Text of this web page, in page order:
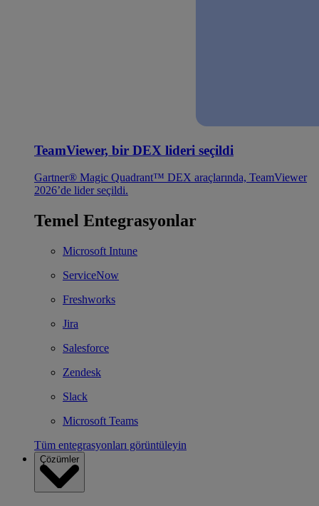
TeamViewer, bir DEX lideri seçildi
Gartner® Magic Quadrant™ DEX araçlarında, TeamViewer
2026’de lider seçildi.
Temel Entegrasyonlar
Microsoft Intune
ServiceNow
Freshworks
Jira
Salesforce
Zendesk
Slack
Microsoft Teams
Tüm entegrasyonları görüntüleyin
Çözümler